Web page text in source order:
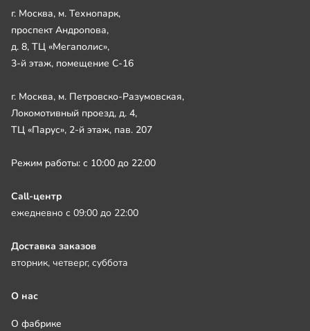
г. Москва, м. Технопарк,
проспект Андропова,
д. 8, ТЦ «Мегаполис»,
3-й этаж, помещение С-16
г. Москва, м. Петровско-Разумовская,
Локомотивный проезд, д. 4,
ТЦ «Парус», 2-й этаж, пав. 207
Режим работы: с 10:00 до 22:00
Call-центр
ежедневно с 09:00 до 22:00
Доставка заказов
вторник, четверг, суббота
О нас
О фабрике